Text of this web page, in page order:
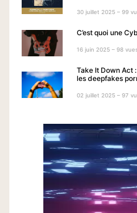
30 juillet 2025 – 99
C’est quoi une
16 juin 2025 – 98
Take It Down Act
les deepfakes
02 juillet 2025 – 97